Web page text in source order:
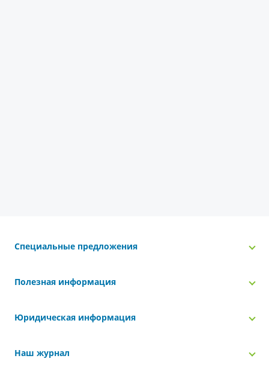
Специальные предложения
Полезная информация
Юридическая информация
Наш журнал